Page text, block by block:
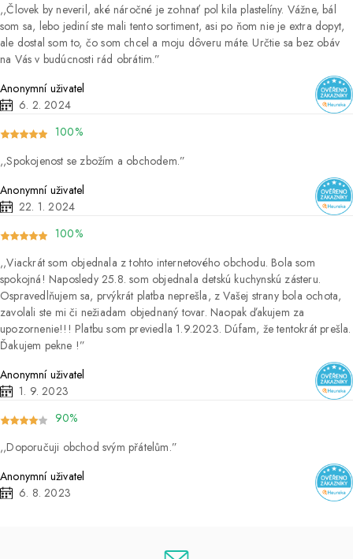
Človek by neveril, aké náročné je zohnať pol kila plastelíny. Vážne, bál
som sa, lebo jediní ste mali tento sortiment, asi po ňom nie je extra dopyt,
ale dostal som to, čo som chcel a moju dôveru máte. Určtie sa bez obáv
na Vás v budúcnosti rád obrátim.
Anonymní uživatel
6. 2. 2024
100%
Spokojenost se zbožím a obchodem.
Anonymní uživatel
22. 1. 2024
100%
Viackrát som objednala z tohto internetového obchodu. Bola som
spokojná! Naposledy 25.8. som objednala detskú kuchynskú zásteru.
Ospravedlňujem sa, prvýkrát platba neprešla, z Vašej strany bola ochota,
zavolali ste mi či nežiadam objednaný tovar. Naopak ďakujem za
upozornenie!!! Platbu som previedla 1.9.2023. Dúfam, že tentokrát prešla.
Ďakujem pekne !
Anonymní uživatel
1. 9. 2023
90%
Doporučuji obchod svým přátelům.
Anonymní uživatel
6. 8. 2023